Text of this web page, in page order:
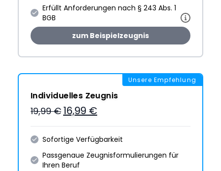
Erfüllt Anforderungen nach § 243 Abs. 1
BGB
zum Beispielzeugnis
Unsere Empfehlung
Individuelles Zeugnis
19,99 € 16,99 €
Sofortige Verfügbarkeit
Passgenaue Zeugnis­formulie­rungen für
Ihren Beruf